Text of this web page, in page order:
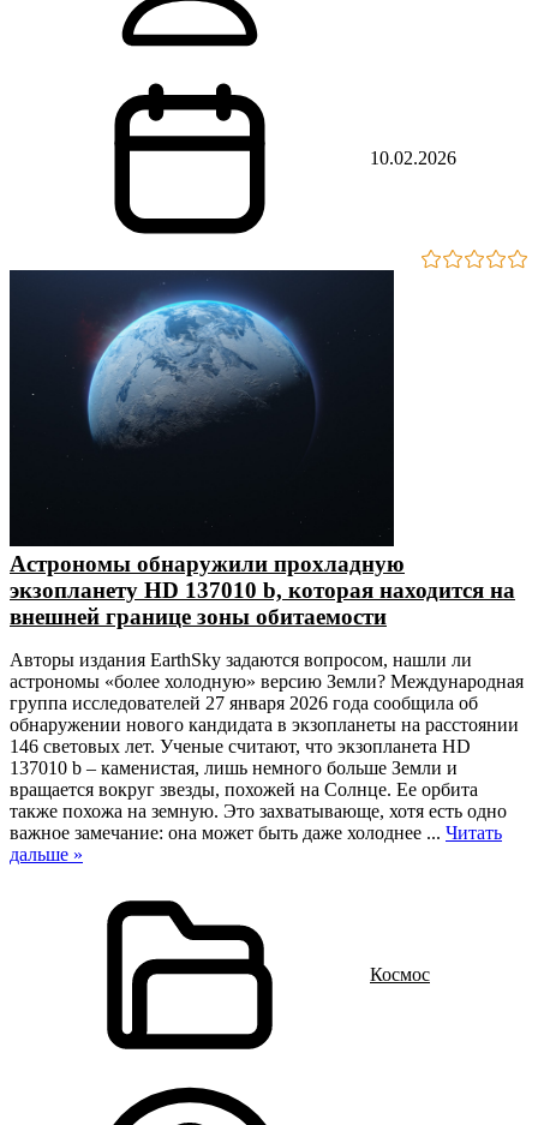
10.02.2026
Астрономы обнаружили прохладную
экзопланету HD 137010 b, которая находится на
внешней границе зоны обитаемости
Авторы издания EarthSky задаются вопросом, нашли ли
астрономы «более холодную» версию Земли? Международная
группа исследователей 27 января 2026 года сообщила об
обнаружении нового кандидата в экзопланеты на расстоянии
146 световых лет. Ученые считают, что экзопланета HD
137010 b – каменистая, лишь немного больше Земли и
вращается вокруг звезды, похожей на Солнце. Ее орбита
также похожа на земную. Это захватывающе, хотя есть одно
важное замечание: она может быть даже холоднее ... Читать
дальше »
Космос